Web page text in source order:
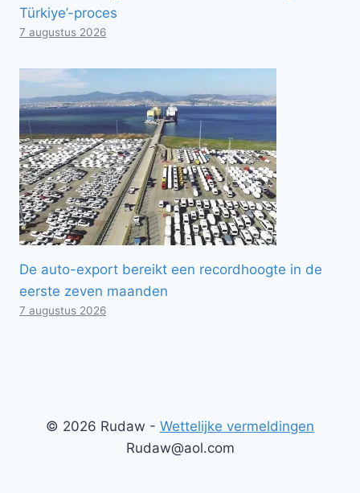
Türkiye’-proces
7 augustus 2026
De auto-export bereikt een recordhoogte in de
eerste zeven maanden
7 augustus 2026
© 2026 Rudaw - Wettelijke vermeldingen
Rudaw@aol.com